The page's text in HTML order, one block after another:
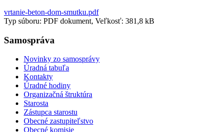
vrtanie-beton-dom-smutku.pdf
Typ súboru: PDF dokument, Veľkosť: 381,8 kB
Samospráva
Novinky zo samosprávy
Úradná tabuľa
Kontakty
Úradné hodiny
Organizačná štruktúra
Starosta
Zástupca starostu
Obecné zastupiteľstvo
Obecné komisie